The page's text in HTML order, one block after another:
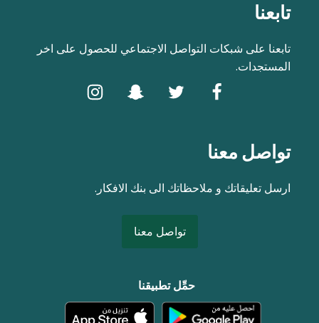
تابعنا
تابعنا على شبكات التواصل الاجتماعي للحصول على اخر
المستجدات.
تواصل معنا
ارسل تعليقاتك و ملاحظاتك الى بنك الافكار.
تواصل معنا
حمِّل تطبيقنا